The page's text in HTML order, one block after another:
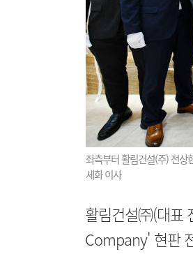
좌측부터 활림건설(주) 전상
세화 이사
활림건설㈜(대표
Company' 현판